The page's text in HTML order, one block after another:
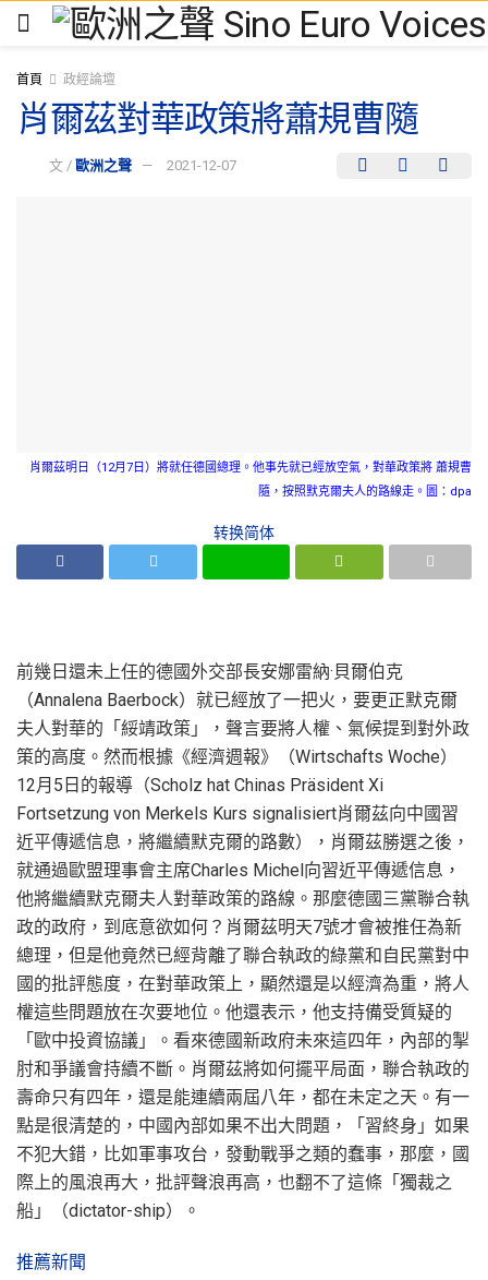
首頁 政經論壇
肖爾茲對華政策將蕭規曹隨
文 / 歐洲之聲 2021-12-07
肖爾茲明日（12月7日）將就任德國總理。他事先就已經放空氣，對華政策將 蕭規曹
隨，按照默克爾夫人的路線走。圖：dpa
转换简体
前幾日還未上任的德國外交部長安娜雷納·貝爾伯克
（Annalena Baerbock）就已經放了一把火，要更正默克爾
夫人對華的「綏靖政策」，聲言要將人權、氣候提到對外政
策的高度。然而根據《經濟週報》（Wirtschafts Woche）
12月5日的報導（Scholz hat Chinas Präsident Xi
Fortsetzung von Merkels Kurs signalisiert肖爾茲向中國習
近平傳遞信息，將繼續默克爾的路數），肖爾茲勝選之後，
就通過歐盟理事會主席Charles Michel向習近平傳遞信息，
他將繼續默克爾夫人對華政策的路線。那麼德國三黨聯合執
政的政府，到底意欲如何？肖爾茲明天7號才會被推任為新
總理，但是他竟然已經背離了聯合執政的綠黨和自民黨對中
國的批評態度，在對華政策上，顯然還是以經濟為重，將人
權這些問題放在次要地位。他還表示，他支持備受質疑的
「歐中投資協議」。看來德國新政府未來這四年，內部的掣
肘和爭議會持續不斷。肖爾茲將如何擺平局面，聯合執政的
壽命只有四年，還是能連續兩屆八年，都在未定之天。有一
點是很清楚的，中國內部如果不出大問題，「習終身」如果
不犯大錯，比如軍事攻台，發動戰爭之類的蠢事，那麼，國
際上的風浪再大，批評聲浪再高，也翻不了這條「獨裁之
船」（dictator-ship）。
推薦新聞